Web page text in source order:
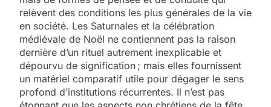
relèvent des conditions les plus générales de la vie
en société. Les Saturnales et la célébration
médiévale de Noël ne contiennent pas la raison
dernière d’un rituel autrement inexplicable et
dépourvu de signification ; mais elles fournissent
un matériel comparatif utile pour dégager le sens
profond d’institutions récurrentes. Il n’est pas